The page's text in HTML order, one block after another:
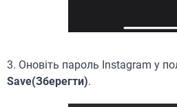
3. Оновіть пароль Instagram у
Save(Зберегти).